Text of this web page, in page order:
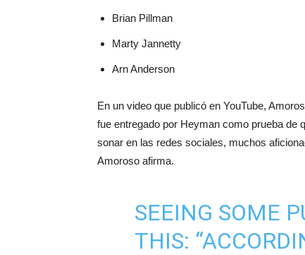
Brian Pillman
Marty Jannetty
Arn Anderson
En un video que publicó en YouTube,
fue entregado por Heyman como prueba de
sonar en las redes sociales, muchos
Amoroso afirma.
SEEING SOME
THIS: